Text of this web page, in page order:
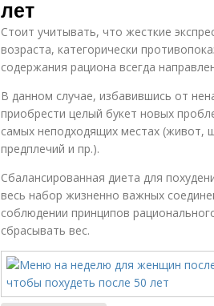
лет
Стоит учитывать, что жесткие
возраста, категорически
содержания рациона всегда
В данном случае, избавившись от
приобрести целый букет новых
самых неподходящих местах (живот,
предплечий и пр.).
Сбалансированная диета для
весь набор жизненно важных
соблюдении принципов
сбрасывать вес.